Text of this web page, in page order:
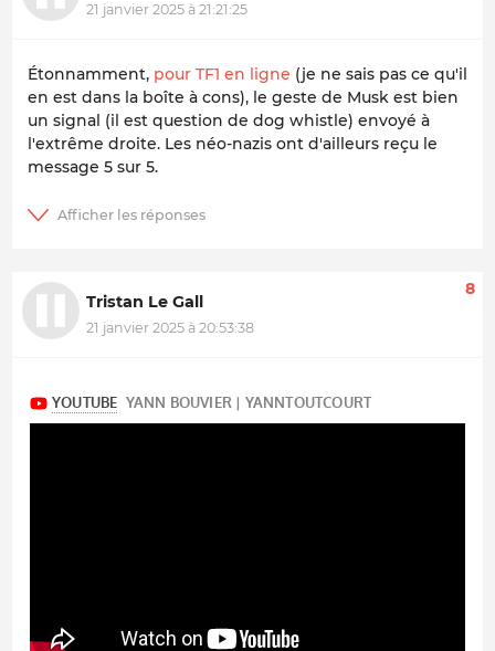
21 janvier 2025 à 21:21:25
Étonnamment, pour TF1 en ligne (je ne sais pas ce qu'il
en est dans la boîte à cons), le geste de Musk est bien
un signal (il est question de dog whistle) envoyé à
l'extrême droite. Les néo-nazis ont d'ailleurs reçu le
message 5 sur 5.
Tristan Le Gall
21 janvier 2025 à 20:53:38
8